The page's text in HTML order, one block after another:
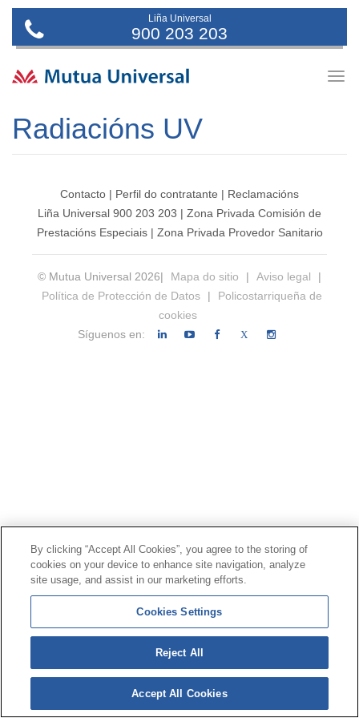
Liña Universal
900 203 203
Radiacións UV
Contacto | Perfil do contratante | Reclamacións
Liña Universal 900 203 203 | Zona Privada Comisión de
Prestacións Especiais | Zona Privada Provedor Sanitario
© Mutua Universal 2026| Mapa do sitio | Aviso legal
|
Política de Protección de Datos
|
Policostarriqueña de
cookies
Síguenos en:
X
By clicking “Accept All Cookies”, you agree to the storing of
cookies on your device to enhance site navigation, analyze
site usage, and assist in our marketing efforts.
Cookies Settings
Reject All
Accept All Cookies